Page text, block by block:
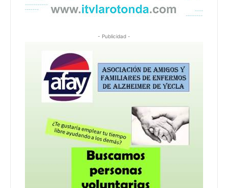
- Publicidad -